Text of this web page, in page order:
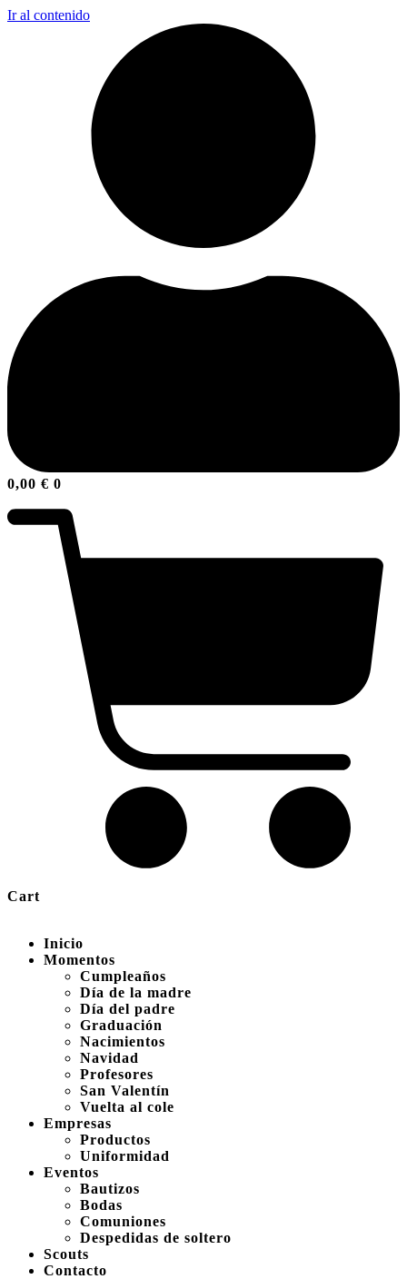
Ir al contenido
0,00 € 0
Cart
Inicio
Momentos
Cumpleaños
Día de la madre
Día del padre
Graduación
Nacimientos
Navidad
Profesores
San Valentín
Vuelta al cole
Empresas
Productos
Uniformidad
Eventos
Bautizos
Bodas
Comuniones
Despedidas de soltero
Scouts
Contacto